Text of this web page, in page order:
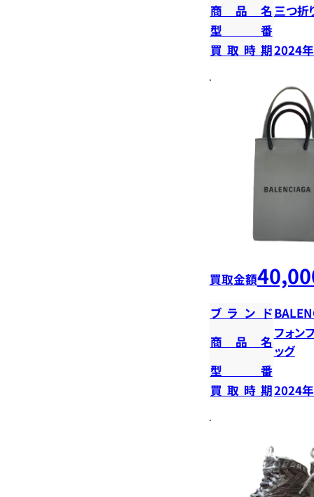
商品名 三つ折
型番
買取時期2024
買取金額
ブランド
商品名
フォン
ッグ
型番
買取時期2024